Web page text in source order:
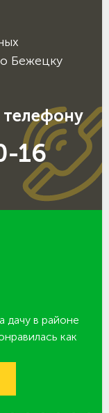
Бежецку
16
дачу в районе
как